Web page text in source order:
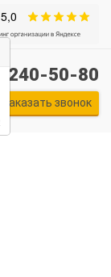
240-50-80
Заказать звонок